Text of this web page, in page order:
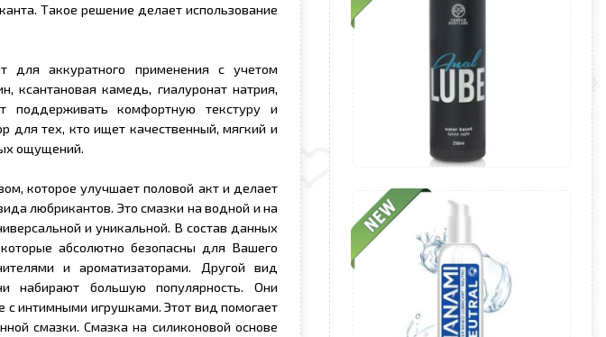
Такое решение делает использование
для аккуратного применения с учетом
ксантановая камедь, гиалуронат натрия,
поддерживать комфортную текстуру и
для тех, кто ищет качественный, мягкий и
ощущений.
которое улучшает половой акт и делает
любрикантов. Это смазки на водной и на
и уникальной. В состав данных
абсолютно безопасны для Вашего
и ароматизаторами. Другой вид
набирают большую популярность. Они
с интимными игрушками. Этот вид помогает
смазки. Смазка на силиконовой основе